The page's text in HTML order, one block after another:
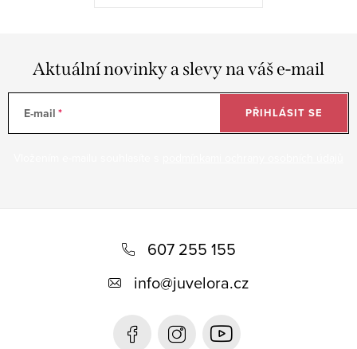
Aktuální novinky a slevy na váš e-mail
E-mail PŘIHLÁSIT SE
607 255 155
info@juvelora.cz